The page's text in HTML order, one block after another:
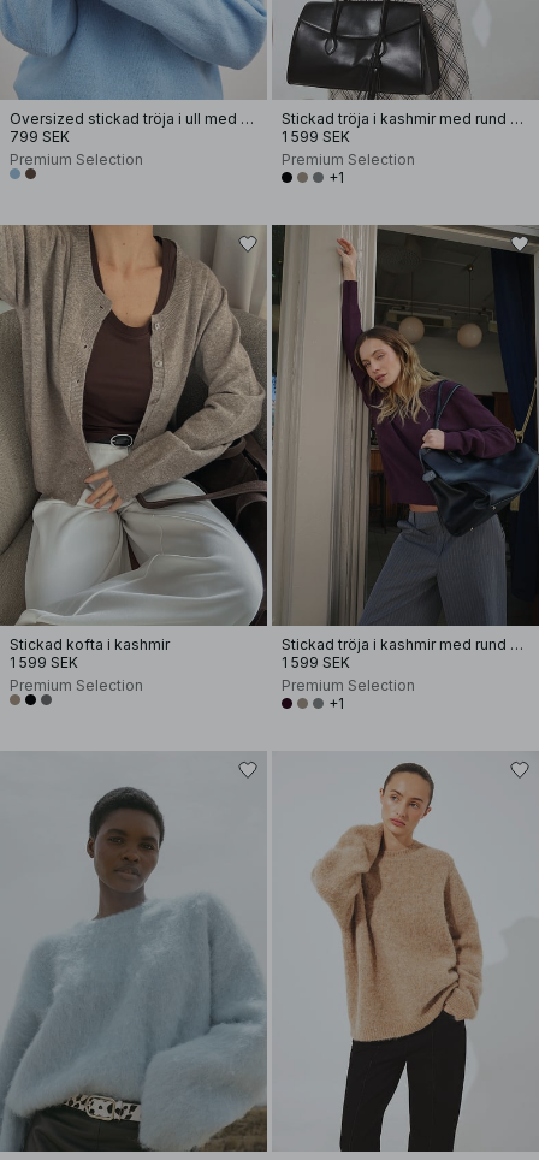
Oversized stickad tröja i ull med V-ringning
799 SEK
Premium Selection
Stickad tröja i kashmir med rund halsringning
1 599 SEK
Premium Selection
+1
Stickad kofta i kashmir
1 599 SEK
Premium Selection
Stickad tröja i kashmir med rund halsringning
1 599 SEK
Premium Selection
+1